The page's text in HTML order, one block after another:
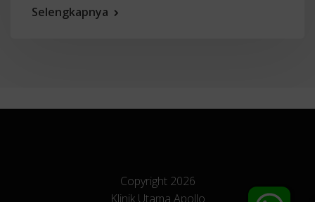
Selengkapnya
Copyright 2026
Klinik Utama Apollo